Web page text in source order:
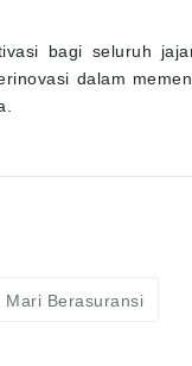
bagi seluruh
dalam
Mari Berasuransi